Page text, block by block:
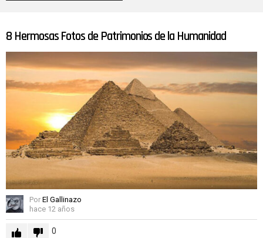
ÚLTIMAS
8 Hermosas Fotos de Patrimonios de la Humanidad
Por El Gallinazo
hace 12 años
0